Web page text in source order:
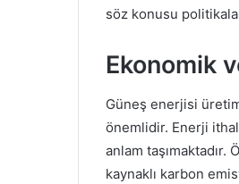
söz konusu
Ekonomik
Güneş enerjisi
önemlidir. Enerji
anlam
kaynaklı karbon